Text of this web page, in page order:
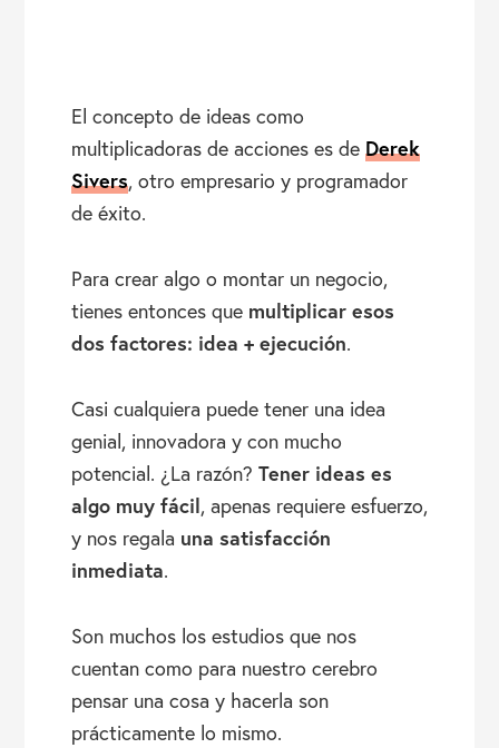
El concepto de ideas como
multiplicadoras de acciones es de Derek
Sivers, otro empresario y programador
de éxito.
Para crear algo o montar un negocio,
tienes entonces que multiplicar esos
dos factores: idea + ejecución.
Casi cualquiera puede tener una idea
genial, innovadora y con mucho
potencial. ¿La razón? Tener ideas es
algo muy fácil, apenas requiere esfuerzo,
y nos regala una satisfacción
inmediata.
Son muchos los estudios que nos
cuentan como para nuestro cerebro
pensar una cosa y hacerla son
prácticamente lo mismo.